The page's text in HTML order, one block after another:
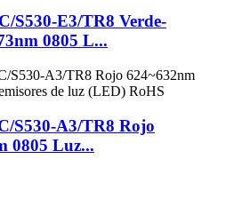
S530-E3/TR8 Verde-
0805 L...
S530-A3/TR8 Rojo
0805 Luz...